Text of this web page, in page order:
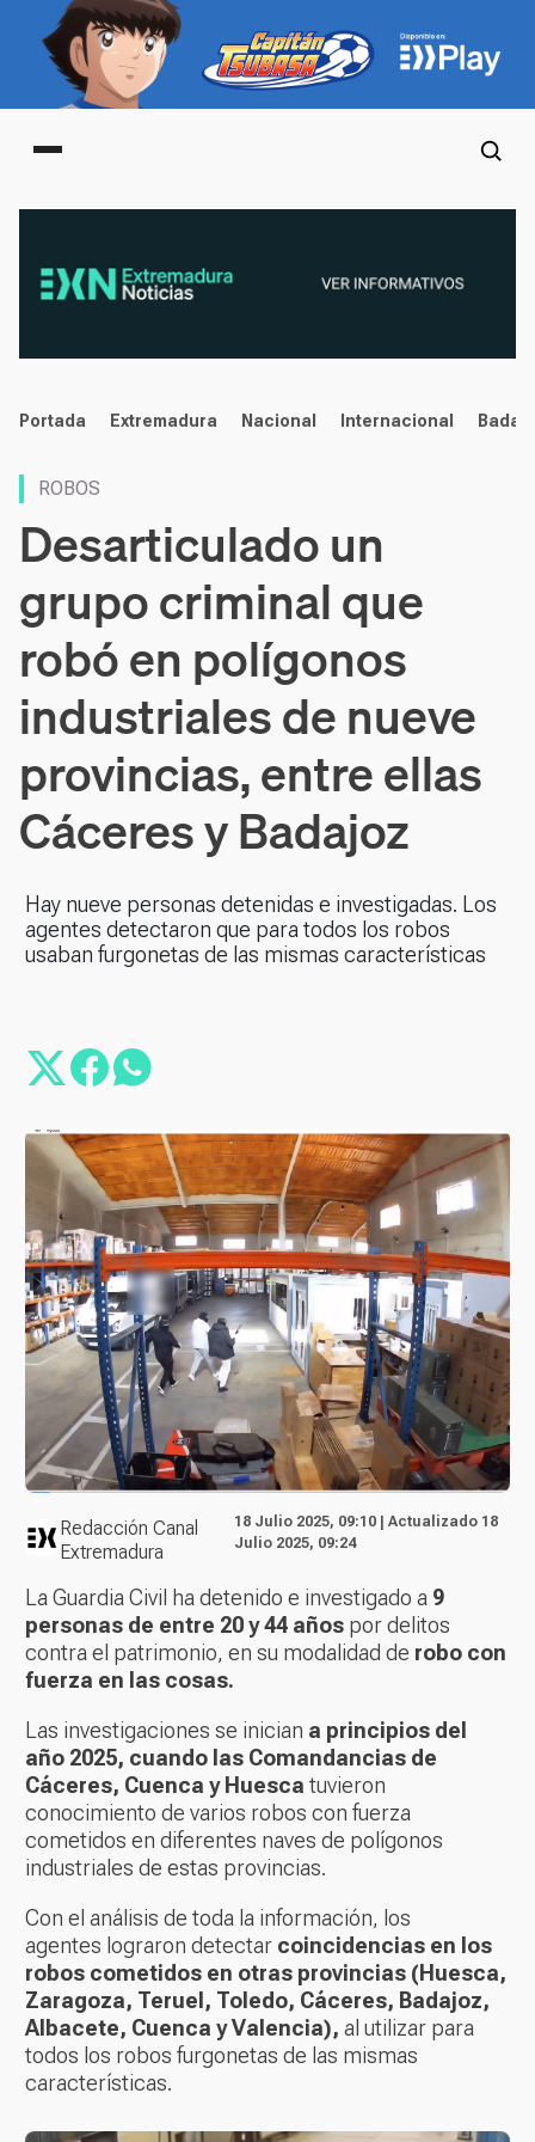
Main menu
noticias
Portada Extremadura Nacional Internacional
ROBOS
Desarticulado un
grupo criminal que
robó en polígonos
industriales de nueve
provincias, entre ellas
Cáceres y Badajoz
Hay nueve personas detenidas e investigadas. Los
agentes detectaron que para todos los robos
usaban furgonetas de las mismas características
Redacción Canal
Extremadura
18 Julio 2025, 09:10 | Actualizado 18
Julio 2025, 09:24
La Guardia Civil ha detenido e investigado a 9
personas de entre 20 y 44 años por delitos
contra el patrimonio, en su modalidad de robo con
fuerza en las cosas.
Las investigaciones se inician a principios del
año 2025, cuando las Comandancias de
Cáceres, Cuenca y Huesca tuvieron
conocimiento de varios robos con fuerza
cometidos en diferentes naves de polígonos
industriales de estas provincias.
Con el análisis de toda la información, los
agentes lograron detectar coincidencias en los
robos cometidos en otras provincias (Huesca,
Zaragoza, Teruel, Toledo, Cáceres, Badajoz,
Albacete, Cuenca y Valencia), al utilizar para
todos los robos furgonetas de las mismas
características.